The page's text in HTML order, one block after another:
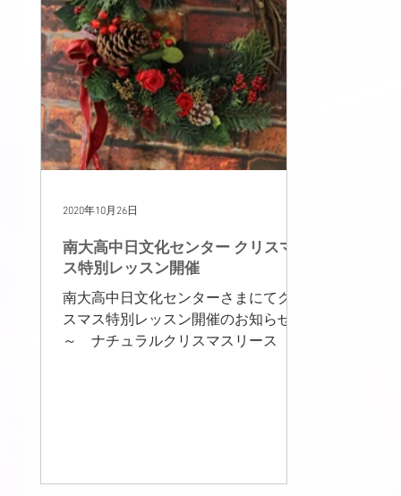
東京レッスン 世界紀行 TEATIME
NEW! 販売 ディスプレイ作品
南大高中日文化センター クリスマ
ス特別レッスン開催
南大高中日文化センターさまにてクリ
スマス特別レッスン開催のお知らせ
～ ナチュラルクリスマスリース ～
2020年10月26日